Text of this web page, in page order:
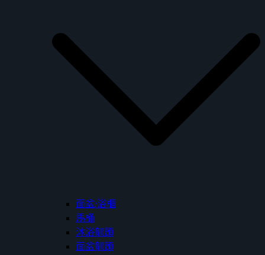
面盆/浴櫃
馬桶
沐浴龍頭
面盆龍頭